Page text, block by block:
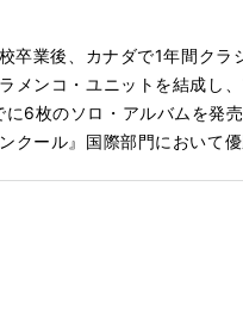
業後、カナダで1年間ク
メンコ・ユニットを結成し
6枚のソロ・アルバムを発
ール』国際部門において